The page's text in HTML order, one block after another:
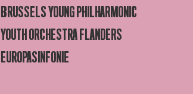
BRUSSELS YOUNG PHILHARMONIC
YOUTH ORCHESTRA FLANDERS
EUROPASINFONIE